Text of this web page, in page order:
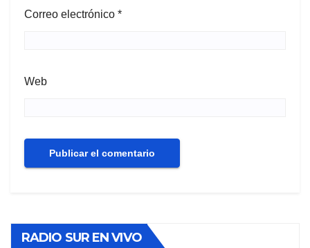
Correo electrónico *
Web
RADIO SUR EN VIVO